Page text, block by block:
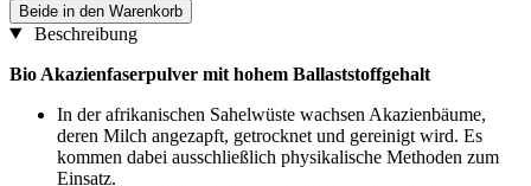
Beide in den Warenkorb
Beschreibung
Bio Akazienfaserpulver mit hohem Ballaststoffgehalt
In der afrikanischen Sahelwüste wachsen Akazienbäume,
deren Milch angezapft, getrocknet und gereinigt wird. Es
kommen dabei ausschließlich physikalische Methoden zum
Einsatz.